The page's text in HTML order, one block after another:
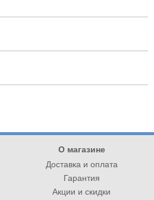
О магазине
Доставка и оплата
Гарантия
Акции и скидки